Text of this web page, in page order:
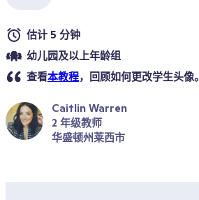
估计 5 分钟
幼儿园及以上年龄组
查看本教程，回顾如何更改学生头像。
Caitlin Warren
2 年级教师
华盛顿州莱西市